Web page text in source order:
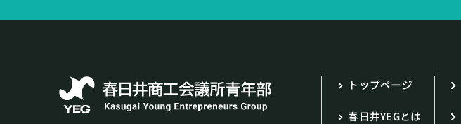
トップページ
春日井YEGとは